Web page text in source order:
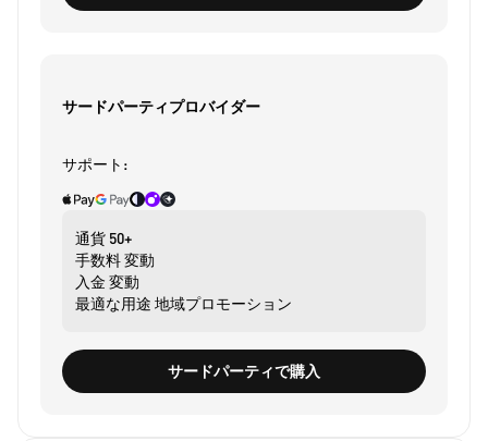
サードパーティプロバイダー
サポート:
通貨 50+
手数料変動
入金 変動
最適な用途 地域プロモーション
サードパーティで購入